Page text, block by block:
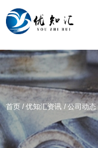
首页 /优知汇资讯 / 公司动态